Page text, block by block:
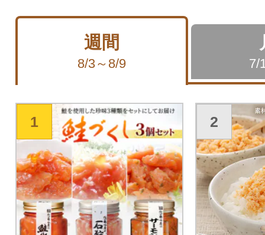
週間
8/3～8/9 7/
1 2